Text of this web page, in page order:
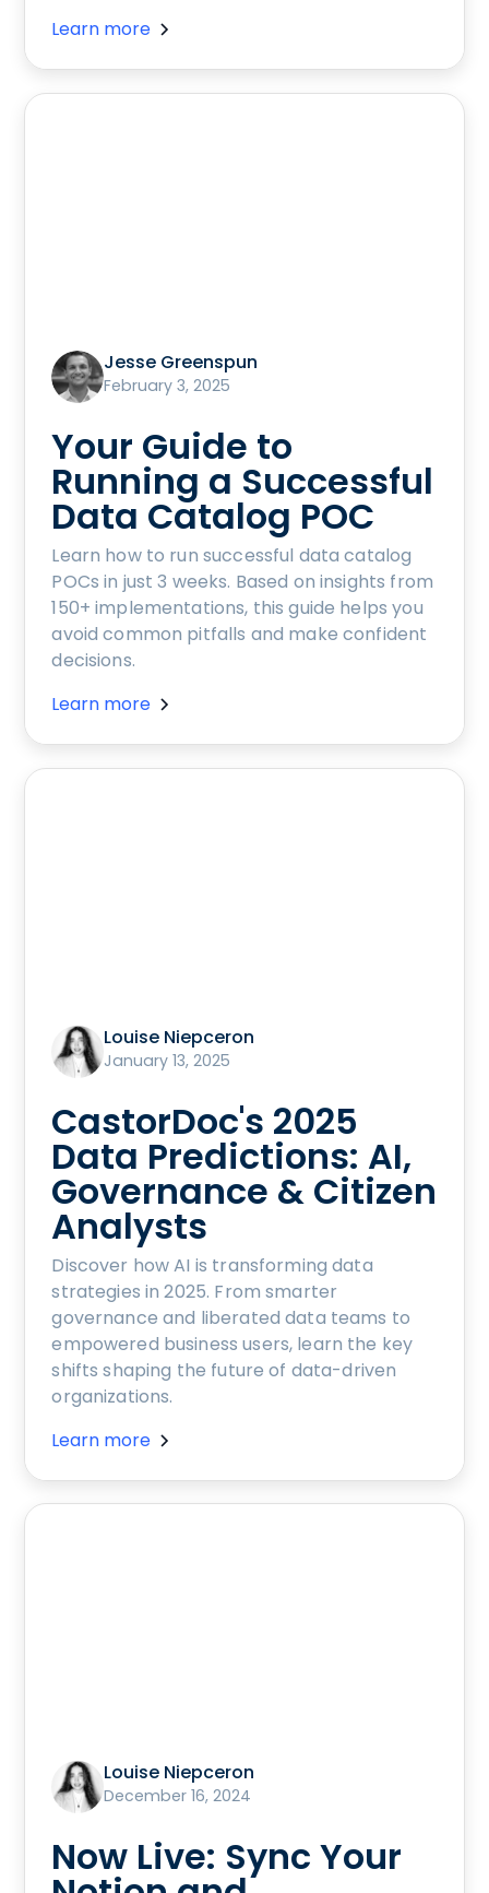
Learn more
Jesse Greenspun
February 3, 2025
Your Guide to
Running a Successful
Data Catalog POC
Learn how to run successful data catalog
POCs in just 3 weeks. Based on insights from
150+ implementations, this guide helps you
avoid common pitfalls and make confident
decisions.
Learn more
Louise Niepceron
January 13, 2025
CastorDoc's 2025
Data Predictions: AI,
Governance & Citizen
Analysts
Discover how AI is transforming data
strategies in 2025. From smarter
governance and liberated data teams to
empowered business users, learn the key
shifts shaping the future of data-driven
organizations.
Learn more
Louise Niepceron
December 16, 2024
Now Live: Sync Your